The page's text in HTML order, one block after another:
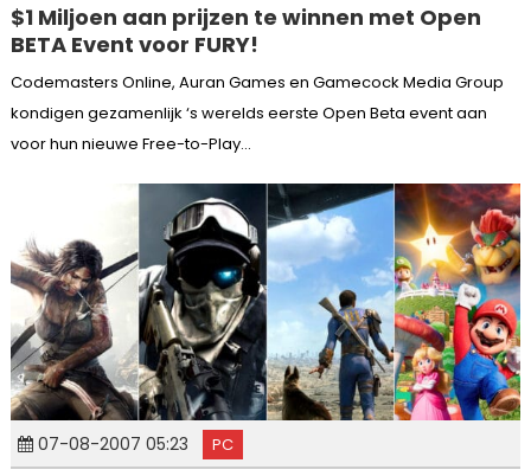
$1 Miljoen aan prijzen te winnen met Open
BETA Event voor FURY!
Codemasters Online, Auran Games en Gamecock Media Group
kondigen gezamenlijk ‘s werelds eerste Open Beta event aan
voor hun nieuwe Free-to-Play...
07-08-2007 05:23 PC